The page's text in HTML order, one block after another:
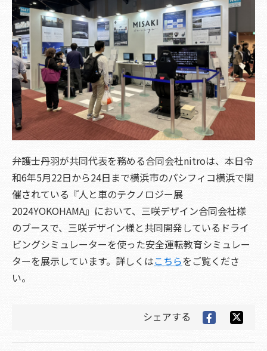
弁護士丹羽が共同代表を務める合同会社nitroは、本日令
和6年5月22日から24日まで横浜市のパシフィコ横浜で開
催されている『人と車のテクノロジー展
2024YOKOHAMA』において、三咲デザイン合同会社様
のブースで、三咲デザイン様と共同開発しているドライ
ビングシミュレーターを使った安全運転教育シミュレー
ターを展示しています。詳しくはこちらをご覧くださ
い。
シェアする